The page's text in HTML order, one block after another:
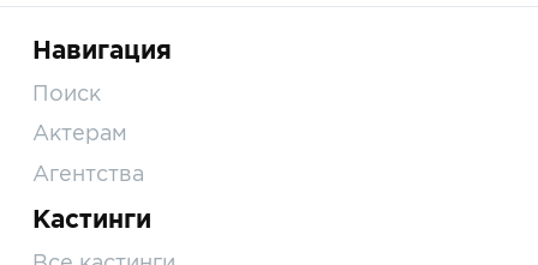
Навигация
Поиск
Актерам
Агентства
Кастинги